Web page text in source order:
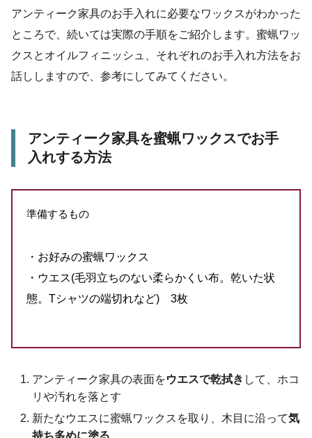
アンティーク家具のお手入れに必要なワックスがわかった
ところで、続いては実際の手順をご紹介します。蜜蝋ワッ
クスとオイルフィニッシュ、それぞれのお手入れ方法をお
話ししますので、参考にしてみてください。
アンティーク家具を蜜蝋ワックスでお手
入れする方法
準備するもの
・お好みの蜜蝋ワックス
・ウエス(毛羽立ちのない柔らかくい布。乾いた状
態。Tシャツの端切れなど) 3枚
アンティーク家具の表面をウエスで乾拭き して、ホコ
リや汚れを落とす
新たなウエスに蜜蝋ワックスを取り、木目に沿って気
持ち多めに塗る